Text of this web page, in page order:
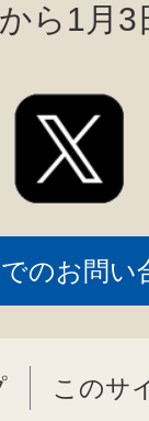
から1月
のお問い
このサ